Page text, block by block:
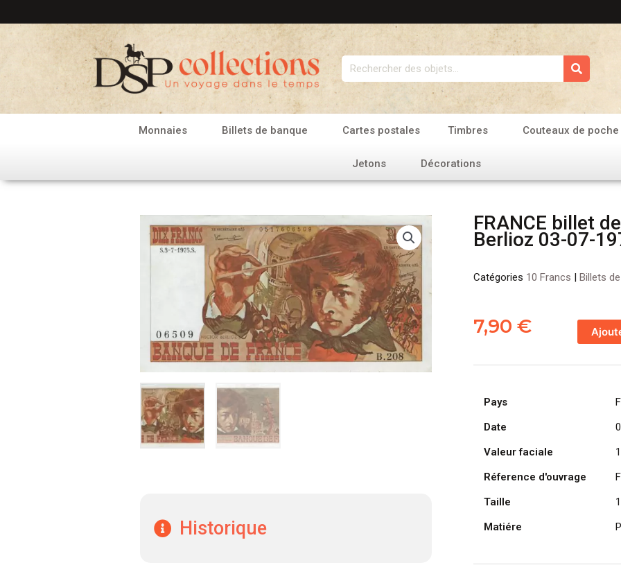
au
contenu
Rechercher
Monnaies Billets de banque Cartes postales Timbres Couteaux de poche
Jetons Décorations
Historique
FRANCE billet
Berlioz 03-07-
Catégories 10 Francs | Billets
7,90 €
de
FRANCE
de
1975
Pays
Date
Valeur faciale
Réference d'ouvrage
Taille
Matiére